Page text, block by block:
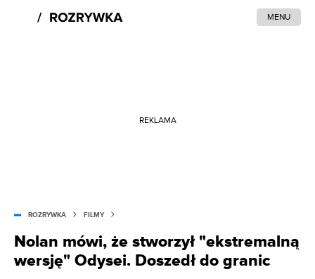
MENU
REKLAMA
ROZRYWKA FILMY
Nolan mówi, że stworzył "ekstremalną
wersję" Odysei. Doszedł do granic